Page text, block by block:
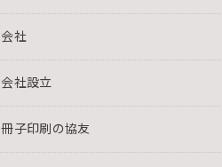
会社
会社設立
冊子印刷の協友